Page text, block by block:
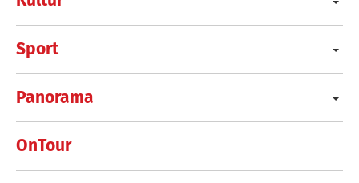
Sport
Panorama
OnTour